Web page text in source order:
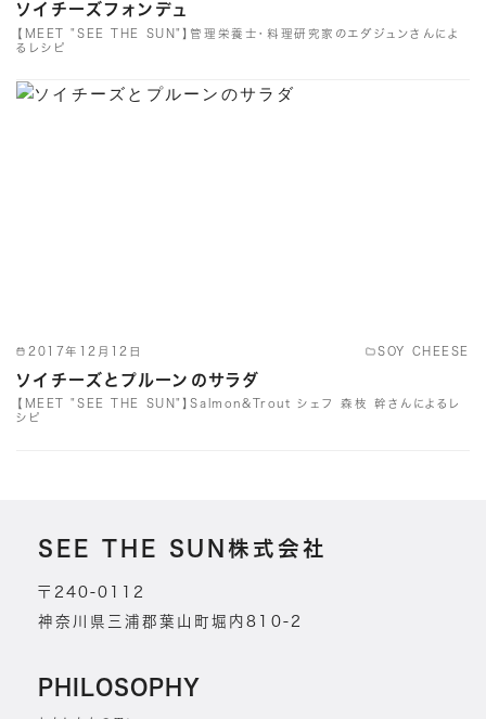
ソイチーズフォンデュ
【MEET "SEE THE SUN"】管理栄養士・料理研究家のエダジュンさんによ
るレシピ
2017年12月12日 SOY CHEESE
ソイチーズとプルーンのサラダ
【MEET "SEE THE SUN"】Salmon&Trout シェフ 森枝 幹さんによるレ
シピ
SEE THE SUN株式会社
〒240-0112
神奈川県三浦郡葉山町堀内810-2
PHILOSOPHY